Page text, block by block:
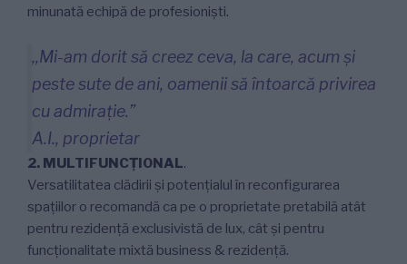
minunată echipă de profesionişti.
,,Mi-am dorit să creez ceva, la care, acum şi
peste sute de ani, oamenii să întoarcă privirea
cu admiraţie.”
A.I., proprietar
2. MULTIFUNCŢIONAL.
Versatilitatea clădirii şi potenţialul în reconfigurarea
spaţiilor o recomandă ca pe o proprietate pretabilă atât
pentru rezidenţă exclusivistă de lux, cât şi pentru
funcţionalitate mixtă business & rezidenţă.